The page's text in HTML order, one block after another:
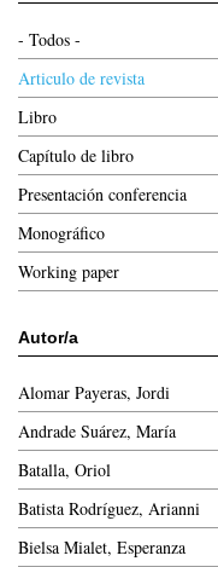
- Todos -
Articulo de revista
Libro
Capítulo de libro
Presentación conferencia
Monográfico
Working paper
Autor/a
Alomar Payeras, Jordi
Andrade Suárez, María
Batalla, Oriol
Batista Rodríguez, Arianni
Bielsa Mialet, Esperanza